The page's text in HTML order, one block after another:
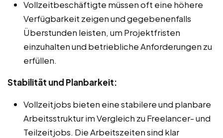
Vollzeitbeschäftigte müssen oft eine höhere
Verfügbarkeit zeigen und gegebenenfalls
Überstunden leisten, um Projektfristen
einzuhalten und betriebliche Anforderungen zu
erfüllen.
Stabilität und Planbarkeit:
Vollzeitjobs bieten eine stabilere und planbare
Arbeitsstruktur im Vergleich zu Freelancer- und
Teilzeitjobs. Die Arbeitszeiten sind klar